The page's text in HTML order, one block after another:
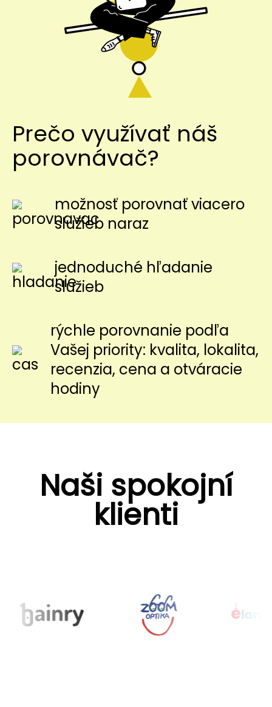
Prečo využívať náš
porovnávač?
možnosť porovnať viacero
služieb naraz
jednoduché hľadanie
služieb
rýchle porovnanie podľa
Vašej priority: kvalita, lokalita,
recenzia, cena a otváracie
hodiny
Naši spokojní
klienti